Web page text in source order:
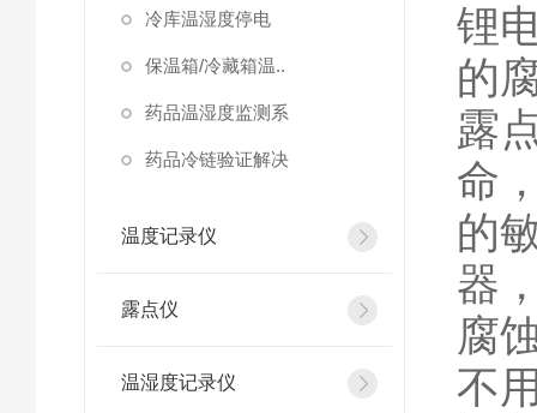
冷库温湿度停电
保温箱/冷藏箱温..
药品温湿度监测系
药品冷链验证解决
温度记录仪
露点仪
温湿度记录仪
锂
的
露
命
的
器
腐
不